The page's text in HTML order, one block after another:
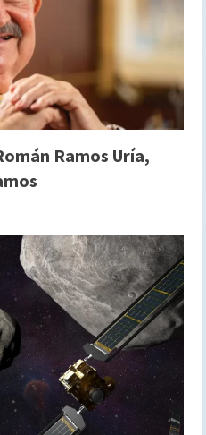
Ramos Uría,